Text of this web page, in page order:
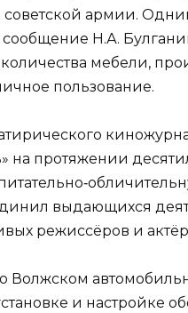
армии.
Н.А.
мебели,
пользование.
на протяжении
выдающихся
режиссёров и
Волжском
и настройке